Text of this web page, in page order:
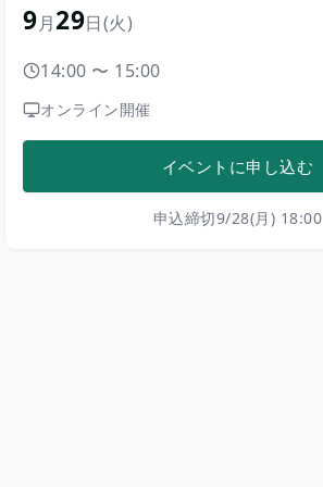
9月29日(火)
14:00 〜 15:00
オンライン開催
イベントに申し込む
申込締切9/28(月) 18:00